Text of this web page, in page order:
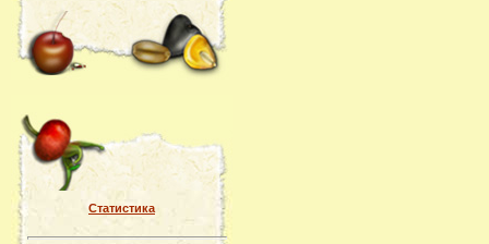
Статистика